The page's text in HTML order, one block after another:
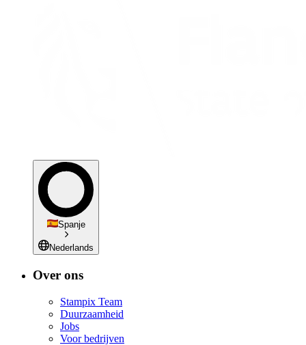
Spanje
Nederlands
Over ons
Stampix Team
Duurzaamheid
Jobs
Voor bedrijven